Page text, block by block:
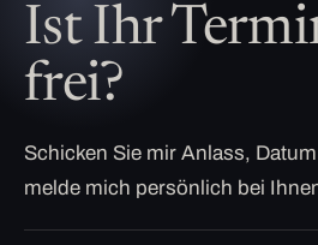
Ist Ihr
frei?
Schicken Sie mir Anlass,
melde mich persönlich bei